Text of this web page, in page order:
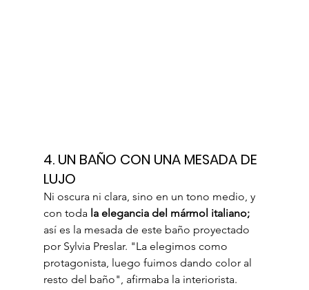
4. UN BAÑO CON UNA MESADA DE
LUJO
Ni oscura ni clara, sino en un tono medio, y
con toda la elegancia del mármol italiano;
así es la mesada de este baño proyectado
por Sylvia Preslar. "La elegimos como
protagonista, luego fuimos dando color al
resto del baño", afirmaba la interiorista.